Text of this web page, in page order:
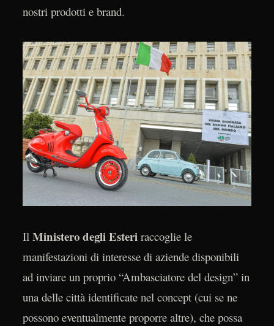
nostri prodotti e brand.
Il Ministero degli Esteriraccoglie le
manifestazioni di interesse di aziende disponibili
ad inviare un proprio “Ambasciatore del design” in
una delle città identificate nel concept (cui se ne
possono eventualmente proporre altre), che possa